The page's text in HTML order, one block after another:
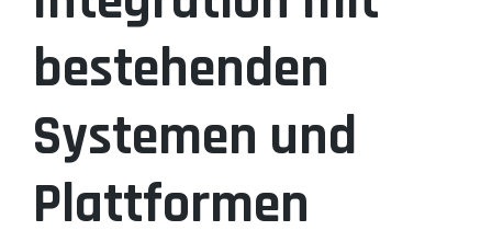
bestehenden
Systemen und
Plattformen